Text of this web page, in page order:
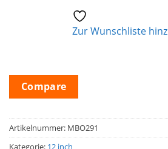
Zur Wunschliste
Compare
Artikelnummer: MBO291
Kategorie: 12 inch